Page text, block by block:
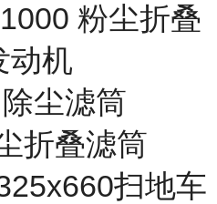
粉尘折叠
动机
尘滤筒
折叠滤筒
扫地车